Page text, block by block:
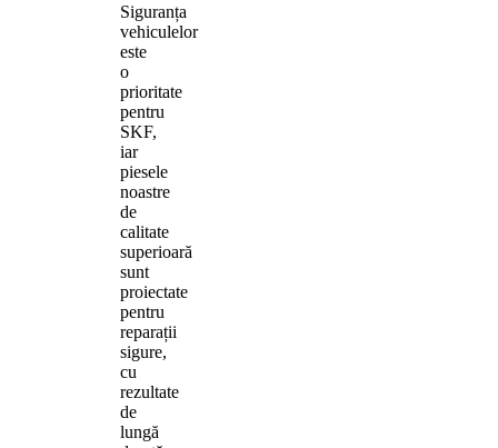
Siguranța
vehiculelor
este
o
prioritate
pentru
SKF,
iar
piesele
noastre
de
calitate
superioară
sunt
proiectate
pentru
reparații
sigure,
cu
rezultate
de
lungă